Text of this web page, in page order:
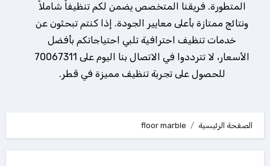
المتطورة. فريقنا المتخصص يضمن لكم تنظيفاً شاملاً
ونتائج ممتازة بأعلى معايير الجودة. إذا كنتم تبحثون عن
خدمات تنظيف احترافية تلبي احتياجاتكم بأفضل
الأسعار، لا تترددوا في الاتصال بنا اليوم على 70067311
للحصول على تجربة تنظيف مميزة في قطر.
الصفحة الرئيسية floor marble